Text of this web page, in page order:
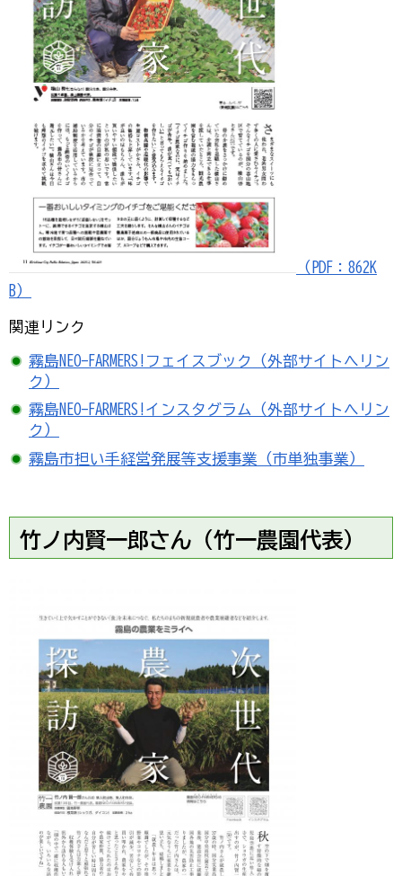
（PDF：862K
B）
関連リンク
霧島NEO-FARMERS!フェイスブック（外部サイトへリン
ク）
霧島NEO-FARMERS!インスタグラム（外部サイトへリン
ク）
霧島市担い手経営発展等支援事業（市単独事業）
竹ノ内賢一郎さん（竹一農園代表）